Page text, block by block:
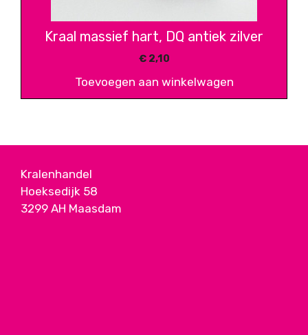
Kraal massief hart, DQ antiek zilver
€2,10
Toevoegen aan winkelwagen
Kralenhandel
Hoeksedijk 58
3299 AH Maasdam